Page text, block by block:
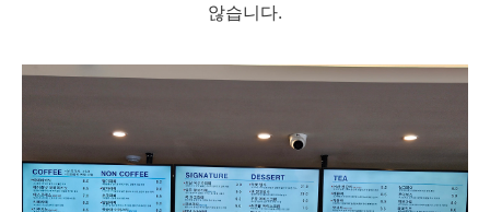
않습니다.